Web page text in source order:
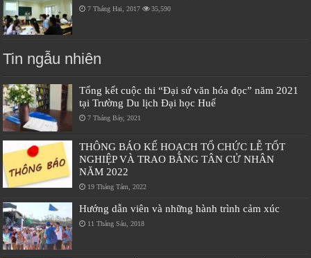
7 Tháng Hai, 2017 35,590
Tin ngẫu nhiên
Tổng kết cuộc thi “Đại sứ văn hóa đọc” năm 2021
tại Trường Du lịch Đại học Huế
7 Tháng Bảy, 2021
THÔNG BÁO KẾ HOẠCH TỔ CHỨC LỄ TỐT
NGHIỆP VÀ TRAO BẰNG TÂN CỬ NHÂN
NĂM 2022
19 Tháng Tám, 2022
Hướng dẫn viên và những hành trình cảm xúc
11 Tháng Sáu, 2018